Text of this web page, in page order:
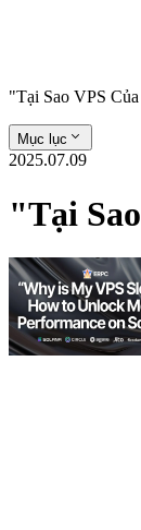
"Tại Sao VPS
Mục lục
2025.07.09
"Tại